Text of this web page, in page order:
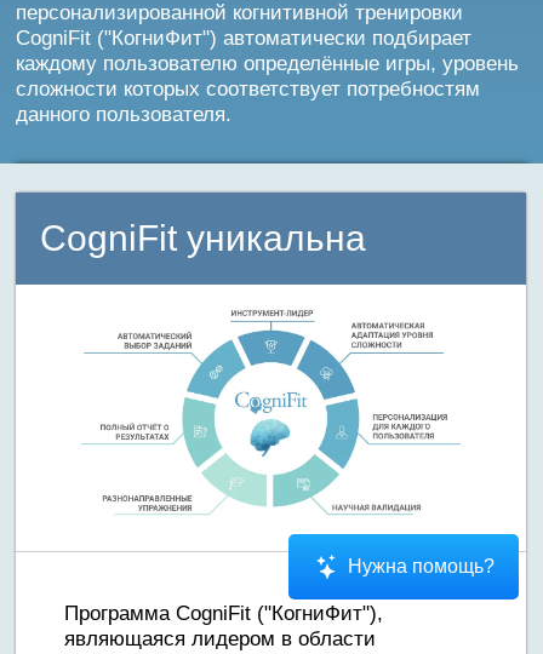
персонализированной когнитивной тренировки
CogniFit ("КогниФит") автоматически подбирает
каждому пользователю определённые игры, уровень
сложности которых соответствует потребностям
данного пользователя.
CogniFit уникальна
Программа CogniFit ("КогниФит"),
являющаяся лидером в области
Нужна помощь?